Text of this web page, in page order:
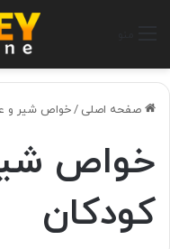
صفحه اصلی /خواص شیر و
خواص
کودکان